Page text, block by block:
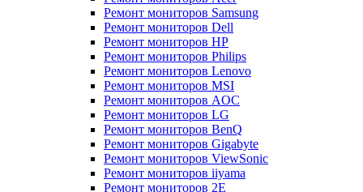
Ремонт мониторов Samsung
Ремонт мониторов Dell
Ремонт мониторов HP
Ремонт мониторов Philips
Ремонт мониторов Lenovo
Ремонт мониторов MSI
Ремонт мониторов AOC
Ремонт мониторов LG
Ремонт мониторов BenQ
Ремонт мониторов Gigabyte
Ремонт мониторов ViewSonic
Ремонт мониторов iiyama
Ремонт мониторов 2E